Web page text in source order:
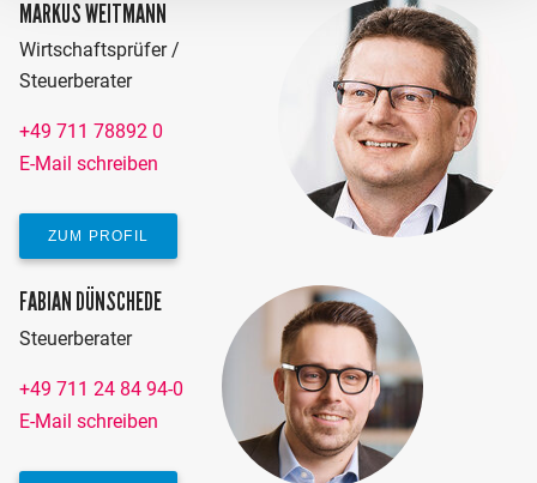
MARKUS WEITMANN
Wirtschaftsprüfer /
Steuerberater
+49 711 78892 0
E-Mail schreiben
ZUM PROFIL
FABIAN DÜNSCHEDE
Steuerberater
+49 711 24 84 94-0
E-Mail schreiben